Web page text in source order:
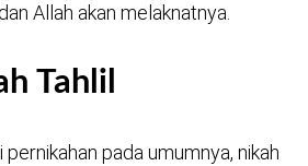
Allah akan melaknatnya.
Tahlil
pada umumnya, nikah